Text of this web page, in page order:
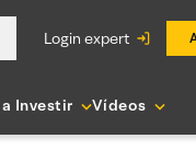
login expert
Investir Vídeos